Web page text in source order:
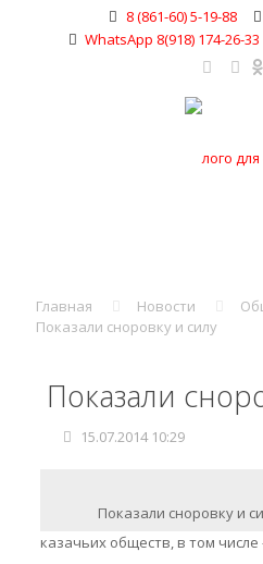
8 (861-60) 5-19-88
WhatsApp 8(918) 174-26-33
Главная Новости
Показали сноровку и силу
Показали
15.07.2014 10:29
Показали сноровку и
казачьих обществ, в том числе